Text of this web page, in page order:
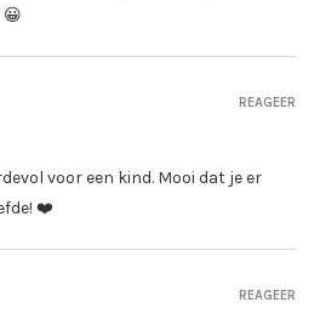
voor een kind. Mooi dat je er
❤️
REAGEER
REAGEER